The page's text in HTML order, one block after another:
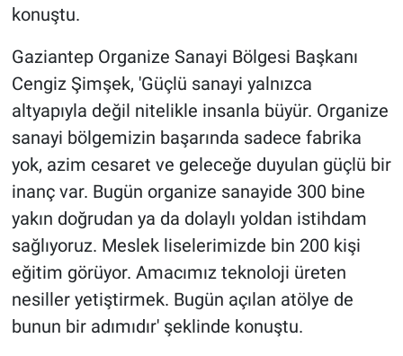
konuştu.
Gaziantep Organize Sanayi Bölgesi Başkanı
Cengiz Şimşek, 'Güçlü sanayi yalnızca
altyapıyla değil nitelikle insanla büyür. Organize
sanayi bölgemizin başarında sadece fabrika
yok, azim cesaret ve geleceğe duyulan güçlü bir
inanç var. Bugün organize sanayide 300 bine
yakın doğrudan ya da dolaylı yoldan istihdam
sağlıyoruz. Meslek liselerimizde bin 200 kişi
eğitim görüyor. Amacımız teknoloji üreten
nesiller yetiştirmek. Bugün açılan atölye de
bunun bir adımıdır' şeklinde konuştu.